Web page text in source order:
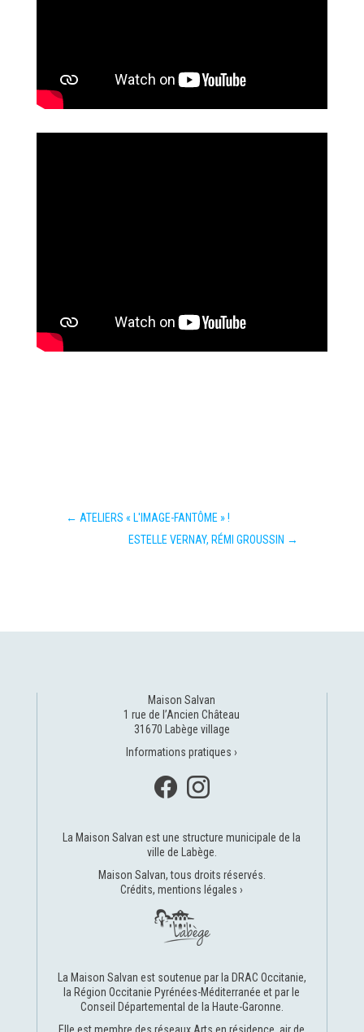
← ATELIERS « L'IMAGE-FANTÔME » !
ESTELLE VERNAY, RÉMI GROUSSIN →
Maison Salvan
1 rue de l’Ancien Château
31670 Labège village
Informations pratiques ›
La Maison Salvan est une structure municipale de la
ville de Labège
Maison Salvan, tous droits réservés.
Crédits, mentions légales ›
La Maison Salvan est soutenue par la DRAC Occitanie,
la Région Occitanie Pyrénées-Méditerranée et par le
Conseil Départemental de la Haute-Garonne